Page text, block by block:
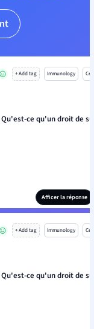
+ Add tag Immunology
Qu'est-ce qu'un droit de
Afficer la réponse
+ Add tag Immunology
Qu'est-ce qu'un droit de